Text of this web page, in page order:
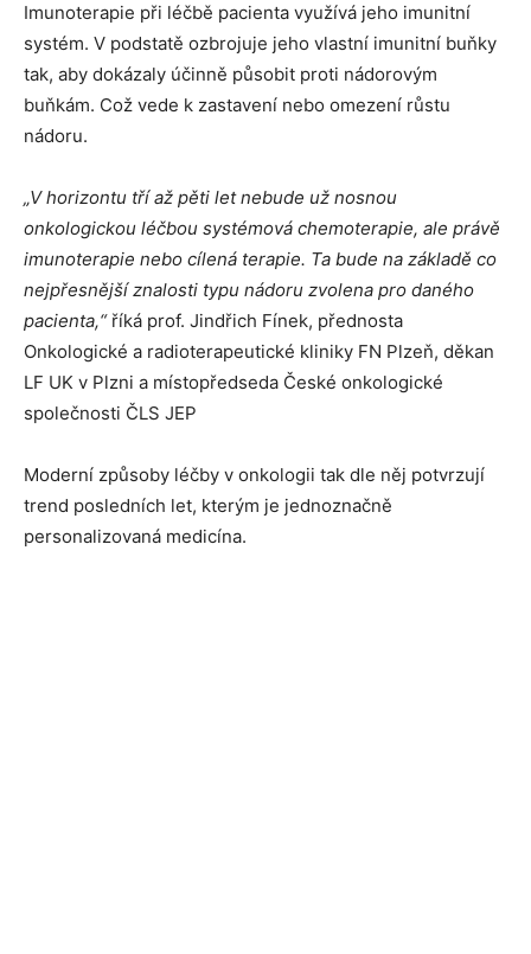
Imunoterapie při léčbě pacienta využívá jeho imunitní
systém. V podstatě ozbrojuje jeho vlastní imunitní buňky
tak, aby dokázaly účinně působit proti nádorovým
buňkám. Což vede k zastavení nebo omezení růstu
nádoru.
„V horizontu tří až pěti let nebude už nosnou
onkologickou léčbou systémová chemoterapie, ale právě
imunoterapie nebo cílená terapie. Ta bude na základě co
nejpřesnější znalosti typu nádoru zvolena pro daného
pacienta,“ říká prof. Jindřich Fínek, přednosta
Onkologické a radioterapeutické kliniky FN Plzeň, děkan
LF UK v Plzni a místopředseda České onkologické
společnosti ČLS JEP
Moderní způsoby léčby v onkologii tak dle něj potvrzují
trend posledních let, kterým je jednoznačně
personalizovaná medicína.